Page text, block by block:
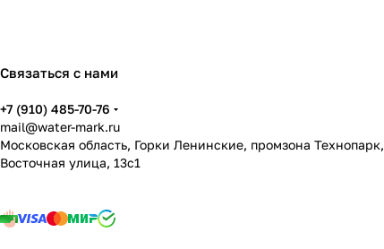
Связаться с нами
+7 (910) 485-70-76
mail@water-mark.ru
Московская область, Горки Ленинские, промзона Технопарк,
Восточная улица, 13с1